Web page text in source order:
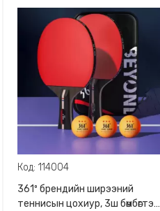
Код: 114004
361º брендийн ширээний
теннисын цохиур, 3ш бөмбөгтэй,